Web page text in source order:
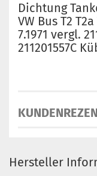
Dichtung
VW Bus T2
7.1971 vergl.
211201557C
Hersteller